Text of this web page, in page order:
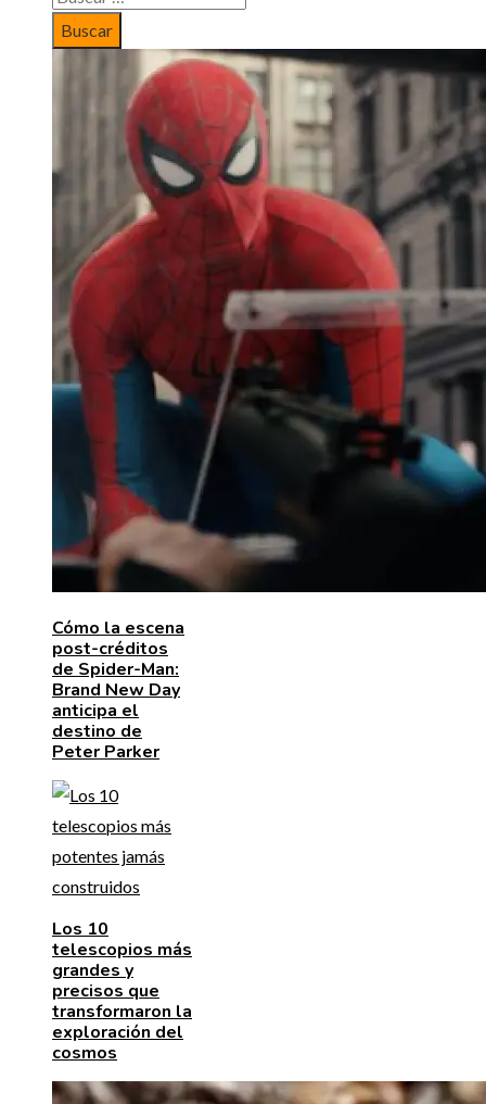
Cómo la escena
post-créditos
de Spider-Man:
Brand New Day
anticipa el
destino de
Peter Parker
Los 10
telescopios más
grandes y
precisos que
transformaron la
exploración del
cosmos